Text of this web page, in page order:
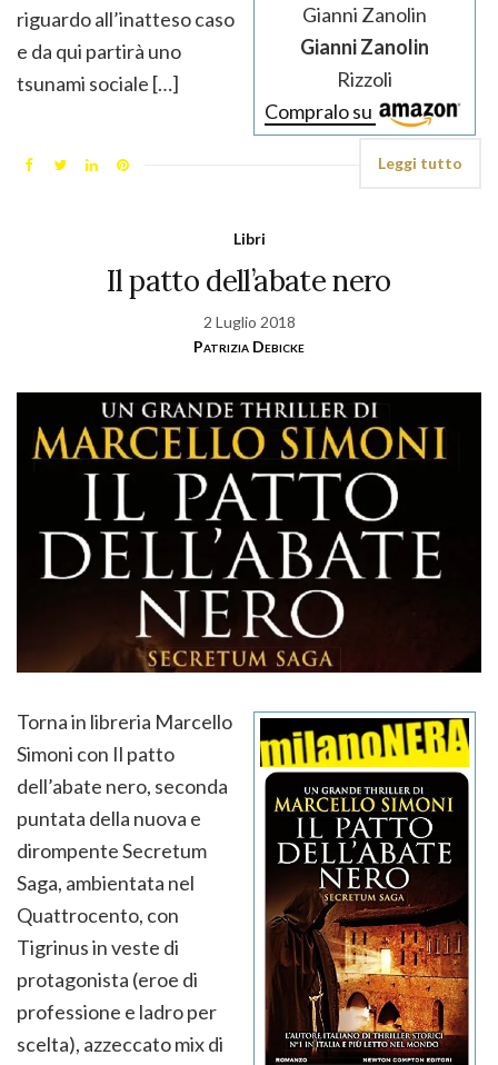
Gianni Zanolin
Gianni Zanolin
Rizzoli
Compralo su
riguardo all’inatteso caso
e da qui partirà uno
tsunami sociale […]
Leggi tutto
Libri
Il patto dell’abate nero
2 Luglio 2018
Patrizia Debicke
Torna in libreria Marcello
Simoni con Il patto
dell’abate nero, seconda
puntata della nuova e
dirompente Secretum
Saga, ambientata nel
Quattrocento, con
Tigrinus in veste di
protagonista (eroe di
professione e ladro per
scelta), azzeccato mix di